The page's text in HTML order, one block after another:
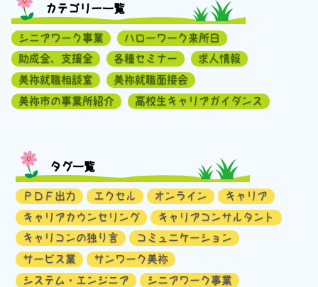
カテゴリー一覧
シニアワーク事業
ハローワーク来所日
助成金、支援金
各種セミナー
求人情報
美祢就職相談室
美祢就職面接会
美祢市の事業所紹介
高校生キャリアガイダンス
タグ一覧
ＰＤＦ出力 エクセル オンライン
キャリア
キャリアカウンセリング
キャリアコンサルタント
キャリコンの独り言
コミュニケーション
サービス業
サンワーク美祢
システム・エンジニア
シニアワーク事業